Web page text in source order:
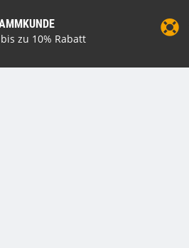
zu 10% Rabatt